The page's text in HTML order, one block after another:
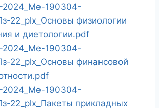
2024_Ме-190304-
22_plx_Основы физиологии
и диетологии.pdf
2024_Ме-190304-
22_plx_Основы финансовой
2024_Ме-190304-
22_plx_Пакеты прикладных